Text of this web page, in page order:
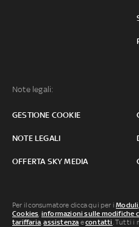
Note legali:
GESTIONE COOKIE
NOTE LEGALI
OFFERTA SKY MEDIA
Per il consumatore clicca qui per i
Cookies, informazioni sulle modifiche
tariffaria,assistenza econtatti. Tutti i